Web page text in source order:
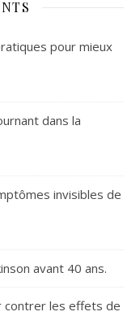
pour mieux
dans la
invisibles de
avant 40 ans.
contrer les effets de